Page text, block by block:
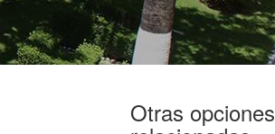
Otras opciones